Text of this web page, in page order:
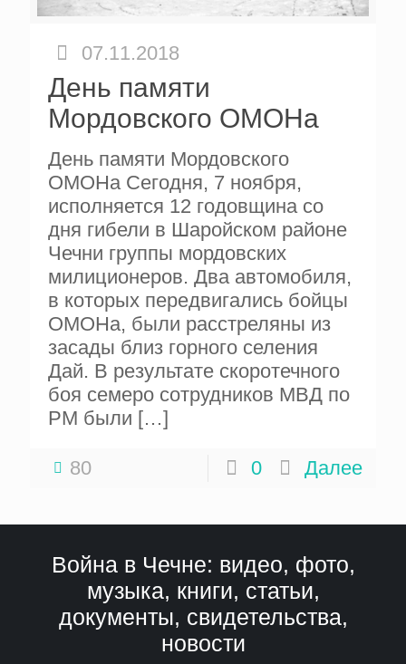
07.11.2018
День памяти
Мордовского ОМОНа
День памяти Мордовского
ОМОНа Сегодня, 7 ноября,
исполняется 12 годовщина со
дня гибели в Шаройском районе
Чечни группы мордовских
милиционеров. Два автомобиля,
в которых передвигались бойцы
ОМОНа, были расстреляны из
засады близ горного селения
Дай. В результате скоротечного
боя семеро сотрудников МВД по
РМ были […]
80 0 Далее
Война в Чечне: видео, фото,
музыка, книги, статьи,
документы, свидетельства,
новости